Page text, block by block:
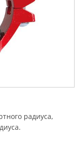
радиуса,